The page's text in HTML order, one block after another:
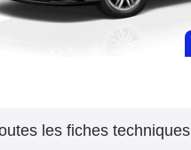
les fiches techniques